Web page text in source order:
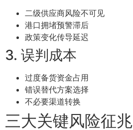
二级供应商风险不可见
港口拥堵预警滞后
政策变化传导延迟
3. 误判成本
过度备货资金占用
错误替代方案选择
不必要渠道转换
三大关键风险征兆